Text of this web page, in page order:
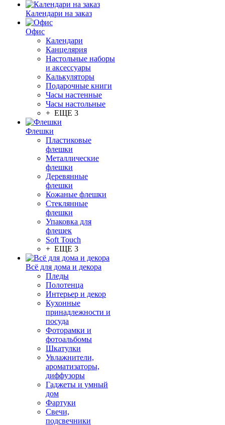
Календари на заказ
Офис
Календари
Канцелярия
Настольные наборы
и аксессуары
Калькуляторы
Подарочные книги
Часы настенные
Часы настольные
+ ЕЩЕ 3
Флешки
Пластиковые
флешки
Металлические
флешки
Деревянные
флешки
Кожаные флешки
Стеклянные
флешки
Упаковка для
флешек
Soft Touch
+ ЕЩЕ 3
Всё для дома и декора
Пледы
Полотенца
Интерьер и декор
Кухонные
принадлежности и
посуда
Фоторамки и
фотоальбомы
Шкатулки
Увлажнители,
ароматизаторы,
диффузоры
Гаджеты и умный
дом
Фартуки
Свечи,
подсвечники